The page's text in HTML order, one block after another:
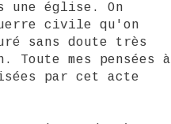
une église. On
civile qu'on
sans doute très
Toute mes pensées à
par cet acte